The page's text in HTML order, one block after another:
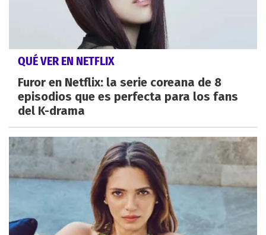
QUÉ VER EN NETFLIX
Furor en Netflix: la serie coreana de 8
episodios que es perfecta para los fans
del K-drama